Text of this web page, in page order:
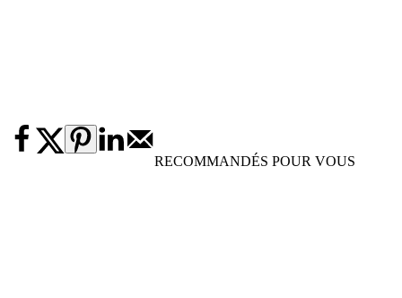
RECOMMANDÉS POUR VOUS